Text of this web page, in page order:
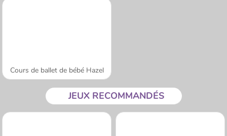
Cours de ballet de bébé Hazel
JEUX RECOMMANDÉS